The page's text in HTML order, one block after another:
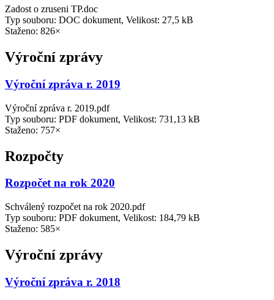
Zadost o zruseni TP.doc
Typ souboru: DOC dokument, Velikost: 27,5 kB
Staženo: 826×
Výroční zprávy
Výroční zpráva r. 2019
Výroční zpráva r. 2019.pdf
Typ souboru: PDF dokument, Velikost: 731,13 kB
Staženo: 757×
Rozpočty
Rozpočet na rok 2020
Schválený rozpočet na rok 2020.pdf
Typ souboru: PDF dokument, Velikost: 184,79 kB
Staženo: 585×
Výroční zprávy
Výroční zpráva r. 2018